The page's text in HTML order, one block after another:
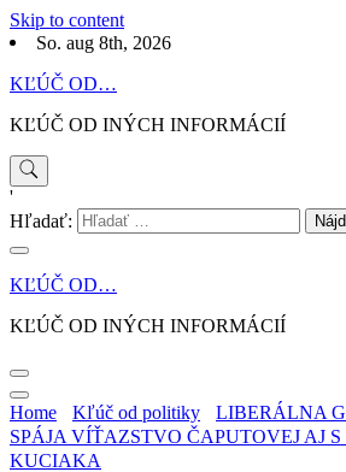
Skip to content
So. aug 8th, 2026
KĽÚČ OD…
KĽÚČ OD INÝCH INFORMÁCIÍ
'
Hľadať:
KĽÚČ OD…
KĽÚČ OD INÝCH INFORMÁCIÍ
Home Kľúč od politiky
LIBERÁLNA
SPÁJA VÍŤAZSTVO ČAPUTOVEJ AJ
KUCIAKA